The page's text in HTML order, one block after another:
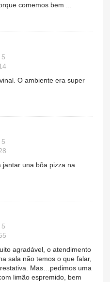
comemos bem ...
5
O ambiente era super
5
jantar una bõa pizza na
5
agradável, o atendimento
sala não temos o que falar,
Mas…pedimos uma
limão espremido, bem